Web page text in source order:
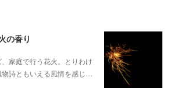
の香り
家庭で行う花火。とりわけ
詩ともいえる風情を感じ…